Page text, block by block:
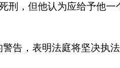
，但他认为应给予他
告，表明法庭将坚决执